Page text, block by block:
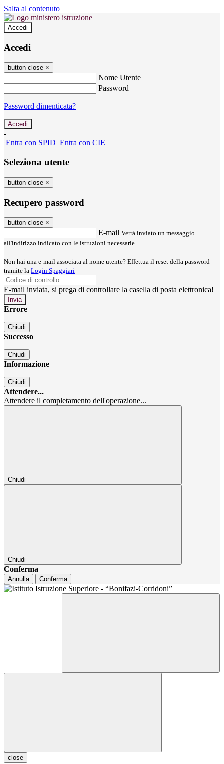
Salta al contenuto
Accedi
Accedi
button close ×
Nome Utente
Password
Password dimenticata?
-
Entra con SPID Entra con CIE
Seleziona utente
button close ×
Recupero password
button close ×
E-mail Verrà inviato un messaggio
all'indirizzo indicato con le istruzioni necessarie.
Non hai una e-mail associata al nome utente? Effettua il reset della password
tramite la Login Spaggiari
E-mail inviata, si prega di controllare la casella di posta elettronica!
Errore
Chiudi
Successo
Chiudi
Informazione
Chiudi
Attendere...
Attendere il completamento dell'operazione...
Chiudi
Chiudi
Conferma
Annulla Conferma
close